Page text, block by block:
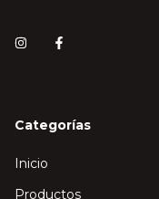
Categorías
Inicio
Productos